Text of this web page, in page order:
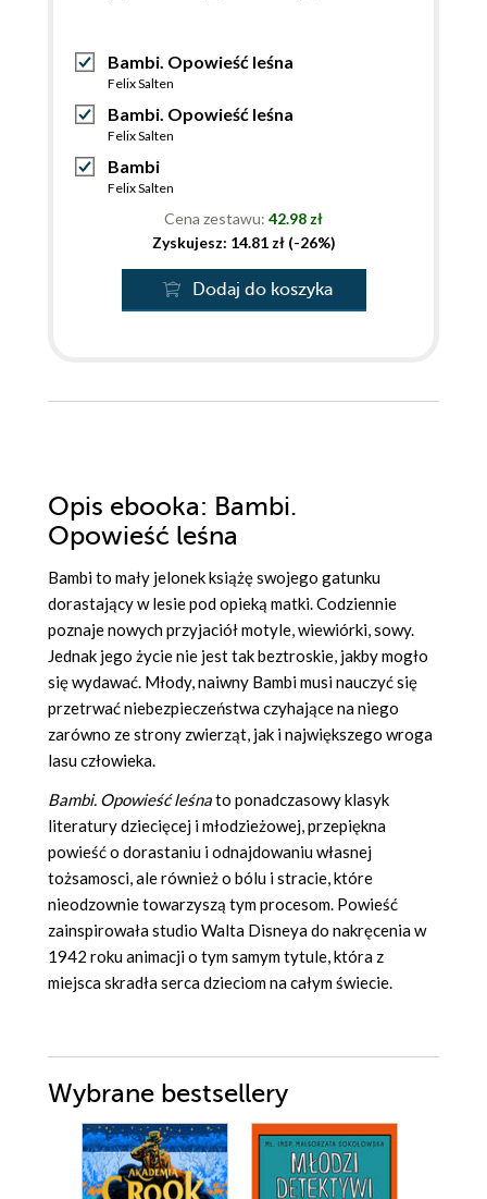
Bambi. Opowieść leśna
Felix Salten
Bambi. Opowieść leśna
Felix Salten
Bambi
Felix Salten
Cena zestawu: 42.98 zł
Zyskujesz: 14.81 zł (-26%)
Dodaj do koszyka
Opis ebooka: Bambi.
Opowieść leśna
Bambi to mały jelonek książę swojego gatunku
dorastający w lesie pod opieką matki. Codziennie
poznaje nowych przyjaciół motyle, wiewiórki, sowy.
Jednak jego życie nie jest tak beztroskie, jakby mogło
się wydawać. Młody, naiwny Bambi musi nauczyć się
przetrwać niebezpieczeństwa czyhające na niego
zarówno ze strony zwierząt, jak i największego wroga
lasu człowieka.
Bambi. Opowieść leśnato ponadczasowy klasyk
literatury dziecięcej i młodzieżowej, przepiękna
powieść o dorastaniu i odnajdowaniu własnej
tożsamosci, ale również o bólu i stracie, które
nieodzownie towarzyszą tym procesom. Powieść
zainspirowała studio Walta Disneya do nakręcenia w
1942 roku animacji o tym samym tytule, która z
miejsca skradła serca dzieciom na całym świecie.
Wybrane bestsellery